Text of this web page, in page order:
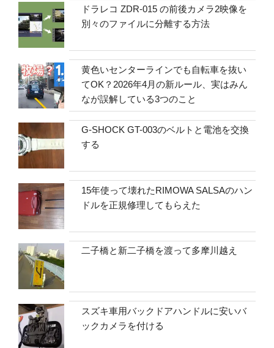
ドラレコ ZDR-015 の前後カメラ2映像を
別々のファイルに分離する方法
黄色いセンターラインでも自転車を抜い
てOK？2026年4月の新ルール、実はみん
なが誤解している3つのこと
G-SHOCK GT-003のベルトと電池を交換
する
15年使って壊れたRIMOWA SALSAのハン
ドルを正規修理してもらえた
二子橋と新二子橋を渡って多摩川越え
スズキ車用バックドアハンドルに安いバ
ックカメラを付ける